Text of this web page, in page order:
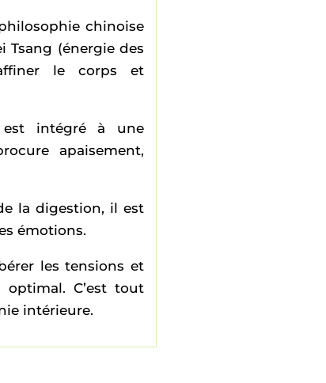
chinoise
Tsang (énergie des
le corps et
est intégré à une
apaisement,
la digestion, il est
émotions.
les tensions et
C’est tout
intérieure.